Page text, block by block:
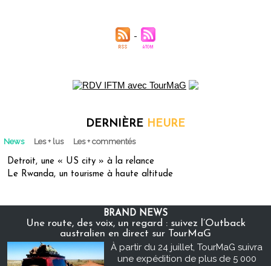
DERNIÈRE HEURE
News Les + lus Les + commentés
Detroit, une « US city » à la relance
Le Rwanda, un tourisme à haute altitude
BRAND NEWS
Une route, des voix, un regard : suivez l’Outback
australien en direct sur TourMaG
À partir du 24 juillet, TourMaG suivra
une expédition de plus de 5 000